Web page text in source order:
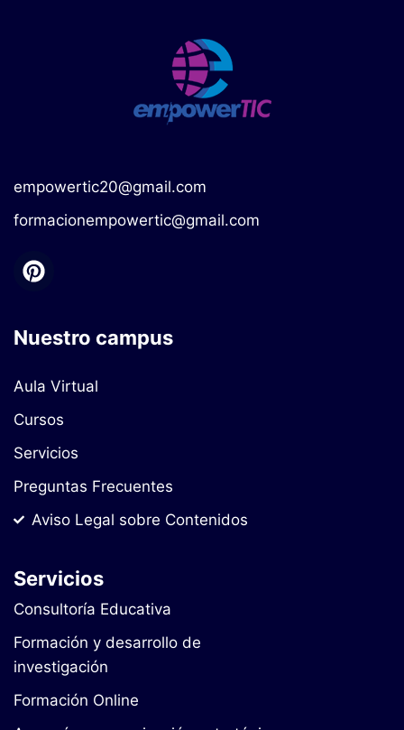
empowertic20@gmail.com
formacionempowertic@gmail.com
Nuestro campus
Aula Virtual
Cursos
Servicios
Preguntas Frecuentes
Aviso Legal sobre Contenidos
Servicios
Consultoría Educativa
Formación y desarrollo de
investigación
Formación Online